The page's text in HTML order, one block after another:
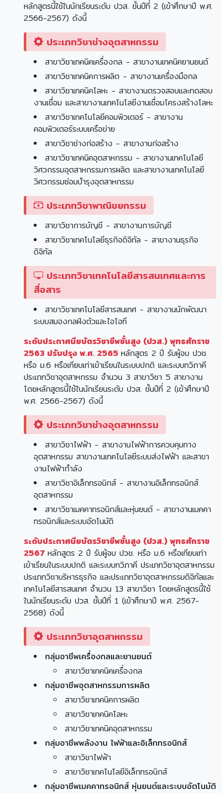
หลักสูตรนี้ใช้ในนักเรียนระดับ ปวส. ชั้นปีที่ 2 (เข้าศึกษาปี พ.ศ.
2566-2567) ดังนี้
ประเภทวิชาช่างอุตสาหกรรม
สาขาวิชาเทคนิคเครื่องกล - สาขางานเทคนิคยานยนต์
สาขาวิชาเทคนิคการผลิต - สาขางานเครื่องมือกล
สาขาวิชาเทคนิคโลหะ - สาขางานตรวจสอบและทดสอบ
งานเชื่อม และสาขางานเทคโนโลยีงานเชื่อมโครงสร้างโลหะ
สาขาวิชาเทคโนโลยีคอมพิวเตอร์ - สาขางาน
คอมพิวเตอร์ระบบเครือข่าย
สาขาวิชาช่างก่อสร้าง - สาขางานก่อสร้าง
สาขาวิชาเทคนิคอุตสาหกรรม - สาขางานเทคโนโลยี
วิศวกรรมอุตสาหกรรมการผลิต และสาขางานเทคโนโลยี
วิศวกรรมซ่อมบำรุงอุตสาหกรรม
ประเภทวิชาพาณิชยกรรม
สาขาวิชาการบัญชี - สาขางานการบัญชี
สาขาวิชาเทคโนโลยีธุรกิจดิจิทัล - สาขางานธุรกิจ
ดิจิทัล
ประเภทวิชาเทคโนโลยีสารสนเทศและการ
สื่อสาร
สาขาวิชาเทคโนโลยีสารสนเทศ - สาขางานนักพัฒนา
ระบบสมองกลฝังตัวและไอโอที
ระดับประกาศนียบัตรวิชาชีพชั้นสูง (ปวส.) พุทธศักราช
2563 ปรับปรุง พ.ศ. 2565 หลักสูตร 2 ปี รับผู้จบ ปวช.
หรือ ม.6 หรือเทียบเท่าเข้าเรียนในระบบปกติ และระบบทวิภาคี
ประเภทวิชาอุตสาหกรรม จำนวน 3 สาขาวิชา 5 สาขางาน
โดยหลักสูตรนี้ใช้ในนักเรียนระดับ ปวส. ชั้นปีที่ 2 (เข้าศึกษาปี
พ.ศ. 2566-2567) ดังนี้
ประเภทวิชาช่างอุตสาหกรรม
สาขาวิชาไฟฟ้า - สาขางานไฟฟ้าการควบคุมทาง
อุตสาหกรรม สาขางานเทคโนโลยีระบบส่งไฟฟ้า และสาขา
งานไฟฟ้ากำลัง
สาขาวิชาอิเล็กทรอนิกส์ - สาขางานอิเล็กทรอนิกส์
อุตสาหกรรม
สาขาวิชาเมคคาทรอนิกส์และหุ่นยนต์ - สาขางานเมคคา
ทรอนิกส์และระบบอัตโนมัติ
ระดับประกาศนียบัตรวิชาชีพชั้นสูง (ปวส.) พุทธศักราช
2567 หลักสูตร 2 ปี รับผู้จบ ปวช. หรือ ม.6 หรือเทียบเท่า
เข้าเรียนในระบบปกติ และระบบทวิภาคี ประเภทวิชาอุตสาหกรรม
ประเภทวิชาบริหารธุรกิจ และประเภทวิชาอุตสาหกรรมดิจิทัลและ
เทคโนโลยีสารสนเทศ จำนวน 13 สาขาวิชา โดยหลักสูตรนี้ใช้
ในนักเรียนระดับ ปวส. ชั้นปีที่ 1 (เข้าศึกษาปี พ.ศ. 2567-
2568) ดังนี้
ประเภทวิชาอุตสาหกรรม
กลุ่มอาชีพเครื่องกลและยานยนต์
สาขาวิชาเทคนิคเครื่องกล
กลุ่มอาชีพอุตสาหกรรมการผลิต
สาขาวิชาเทคนิคการผลิต
สาขาวิชาเทคนิคโลหะ
สาขาวิชาเทคนิคอุตสาหกรรม
กลุ่มอาชีพพลังงาน ไฟฟ้าและอิเล็กทรอนิกส์
สาขาวิชาไฟฟ้า
สาขาวิชาเทคโนโลยีอิเล็กทรอนิกส์
กลุ่มอาชีพเมคคาทรอนิกส์ หุ่นยนต์และระบบอัตโนมัติ